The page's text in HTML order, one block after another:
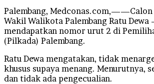
Palembang, Medconas.com,——Calon
Wakil Walikota Palembang Ratu Dewa
mendapatkan nomor urut 2 di
(Pilkada) Palembang.
Ratu Dewa mengatakan, tidak
khusus supaya menang. Menurutnya,
dan tidak ada pengecualian.